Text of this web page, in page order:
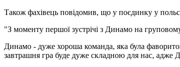
Також фахівець повідомив, що у поєдинку у
"З моменту першої зустрічі з Динамо на
Динамо - дуже хороша команда, яка була
завтрашня гра буде дуже складною для нас, адже